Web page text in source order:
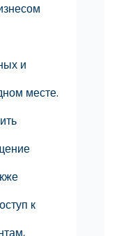
и
месте.
к